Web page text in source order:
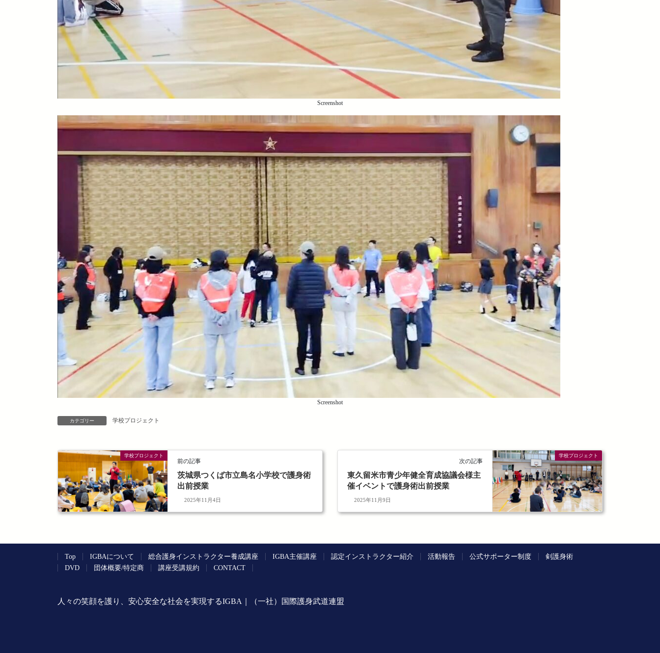
Screenshot
Screenshot
カテゴリー 学校プロジェクト
学校プロジェクト
前の記事
茨城県つくば市立島名小学校で護身術
出前授業
2025年11月4日
学校プロジェクト
次の記事
東久留米市青少年健全育成協議会様主
催イベントで護身術出前授業
2025年11月9日
Top IGBAについて 総合護身インストラクター養成講座 IGBA主催講座 認定インストラクター紹介 活動報告 公式サポーター制度
剣護身術
DVD
団体概要/特定商 講座受講規約 CONTACT
人々の笑顔を護り、安心安全な社会を実現するIGBA｜（一社）国際護身武道連盟